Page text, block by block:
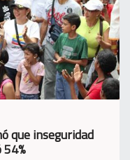
que inseguridad